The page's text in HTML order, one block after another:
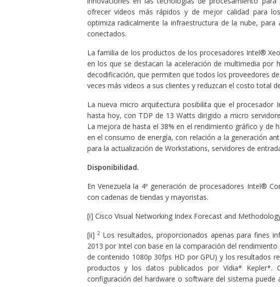
ofrecer videos más rápidos y de mejor calidad para
optimiza radicalmente la infraestructura de la nube,
conectados.
La familia de los productos de los procesadores Intel®
en los que se destacan la aceleración de multimedia por
decodificación, que permiten que todos los proveedores
veces más videos a sus clientes y reduzcan el costo total
La nueva micro arquitectura posibilita que el
hasta hoy, con TDP de 13 Watts dirigido a micro
La mejora de hasta el 38% en el rendimiento gráfico y de
en el consumo de energía, con relación a la generación
para la actualización de Workstations, servidores de
Disponibilidad.
En Venezuela la 4ª generación de procesadores Intel®
con cadenas de tiendas y mayoristas.
[i] Cisco Visual Networking Index Forecast and
[ii]2 Los resultados, proporcionados apenas para fines
2013 por Intel con base en la comparación del
de contenido 1080p 30fps HD por GPU) y los resultados
productos y los datos publicados por Vidia* Kepler*.
configuración del hardware o software del sistema